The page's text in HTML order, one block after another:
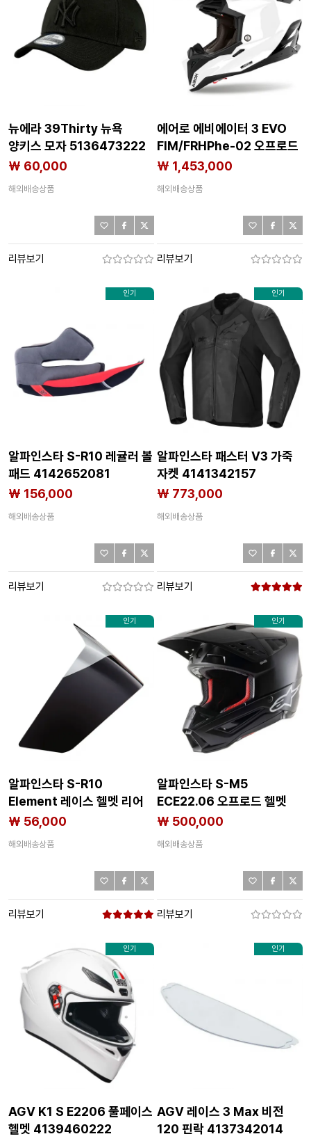
뉴에라 39Thirty 뉴욕
양키스 모자 5136473222
₩ 60,000
해외배송상품
리뷰보기
에어로 에비에이터 3 EVO
FIM/FRHPhe-02 오프로드
헬멧 4142805407
₩ 1,453,000
해외배송상품
리뷰보기
인기
알파인스타 S-R10 레귤러 볼
패드 4142652081
₩ 156,000
해외배송상품
리뷰보기
인기
알파인스타 패스터 V3 가죽
자켓 4141342157
₩ 773,000
해외배송상품
리뷰보기
인기
알파인스타 S-R10
Element 레이스 헬멧 리어
스포일러 4140721956
₩ 56,000
해외배송상품
리뷰보기
인기
알파인스타 S-M5
ECE22.06 오프로드 헬멧
4139838621
₩ 500,000
해외배송상품
리뷰보기
인기
AGV K1 S E2206 풀페이스
헬멧 4139460222
인기
AGV 레이스 3 Max 비전
120 핀락 4137342014